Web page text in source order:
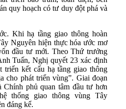
quy hoạch có tư duy đột phá và
Khi hạ tầng giao thông hoàn
Nguyên hiện thực hóa ước mơ
đầu tư mới. Theo Thứ trưởng
Tuấn, Nghị quyết 23 xác định
triển kết cấu hạ tầng giao thông
cho phát triển vùng”. Giai đoạn
phủ quan tâm đầu tư hơn
thống giao thông vùng Tây
đáng kể.